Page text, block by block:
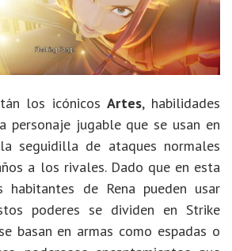
los icónicosArtes, habilidades
personaje jugable que se usan en
seguidilla de ataques normales
a los rivales. Dado que en esta
de Rena pueden usar
poderes se dividen en Strike
basan en armas como espadas o